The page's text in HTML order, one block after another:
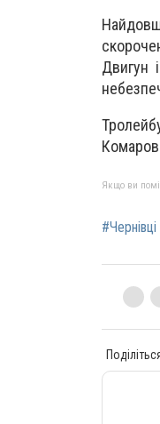
Двигун
Якщо ви
#Чернівці